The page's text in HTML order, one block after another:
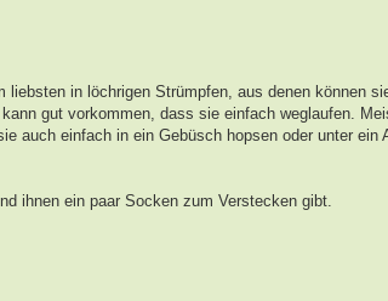
in löchrigen Strümpfen, aus denen können
gut vorkommen, dass sie einfach weglaufen.
auch einfach in ein Gebüsch hopsen oder unter ein
ihnen ein paar Socken zum Verstecken gibt.